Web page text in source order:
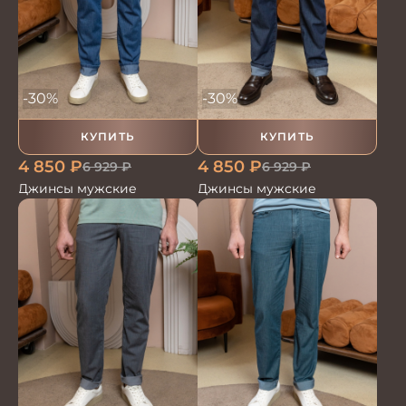
КУПИТЬ
-30%
4 850 ₽6 929₽
Джинсы мужские
КУПИТЬ
-30%
4 850 ₽6 929₽
Джинсы мужские